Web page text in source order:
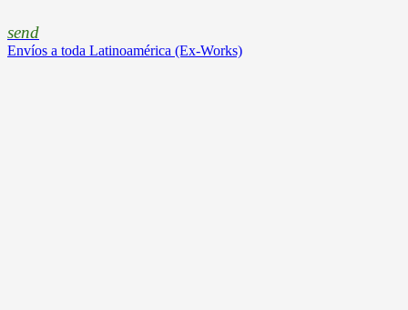
send
Envíos a toda Latinoamérica (Ex-Works)